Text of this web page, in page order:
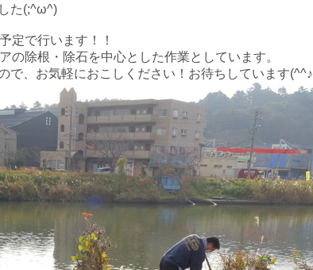
た(;^ω^)
定で行います！！
の除根・除石を中心とした作業としています。
で、お気軽におこしください！お待ちしています(^^♪